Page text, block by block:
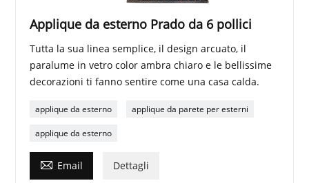
Applique da esterno Prado da 6 pollici
Tutta la sua linea semplice, il design arcuato, il
paralume in vetro color ambra chiaro e le bellissime
decorazioni ti fanno sentire come una casa calda.
applique da esterno applique da parete per esterni
applique da esterno
 Email Dettagli